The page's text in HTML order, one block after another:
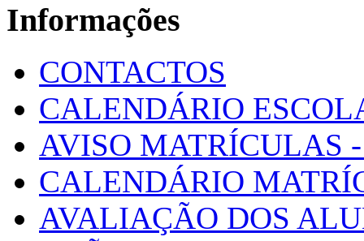
Informações
CONTACTOS
CALENDÁRIO
AVISO MATRÍCULAS
CALENDÁRIO
AVALIAÇÃO DOS